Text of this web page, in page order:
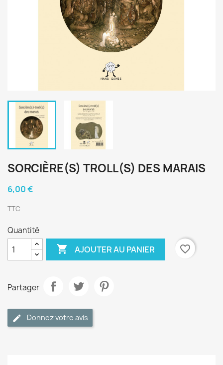
SORCIÈRE(S) TROLL(S) DES MARAIS
6,00 €
TTC
Quantité
 AJOUTER AU PANIER favorite_border
Partager
Donnez votre avis